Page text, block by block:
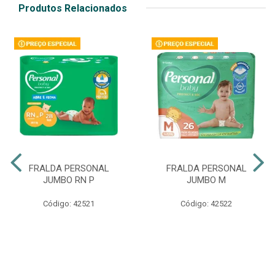
Produtos Relacionados
FRALDA PERSONAL
JUMBO RN P
Código: 42521
FRALDA PERSONAL
JUMBO M
Código: 42522